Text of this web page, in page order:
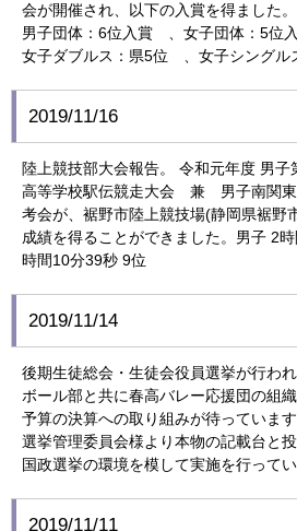
会が開催され、以下の入賞を得ました。
男子団体：6位入賞 、女子団体：5位入
女子ダブルス：県5位 、女子シングル
2019/11/16
陸上競技部大会報告。 令和元年度 男
高等学校駅伝競走大会 兼 男子南関東
考会が、裾野市陸上競技場(静岡県裾野
成績を得ることができました。男子 2
時間10分39秒 9位
2019/11/14
後期生徒総会・生徒会役員選挙が行わ
ボール部と共に春高バレー応援団の組
予算の決算への取り組みが待っていま
選挙管理委員会様より本物の記載台と
国政選挙の環境を模して実施を行って
2019/11/11